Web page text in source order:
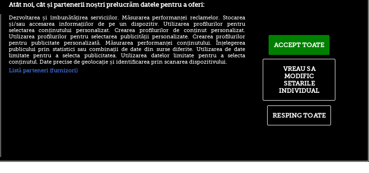
(P) Descoperă Lumea
Evenimentelor din România
cu Transilvania Events!
Nikolaj Coster-Waldau din
Urzeala Tronurilor și
Adrian Mihalcea a
confirmat noul transfer la
UTA după remiza cu Rapid!
EXPLODAT la conferință și
s-a luat la ceartă cu oamenii
Atât noi, cât și partenerii noștri prelucrăm datele pentru a oferi:
Dezvoltarea și îmbunătățirea serviciilor. Măsurarea performanței reclamelor. Stocarea
și/sau accesarea informațiilor de pe un dispozitiv. Utilizarea profilurilor pentru
selectarea conținutului personalizat. Crearea profilurilor de conținut personalizat.
Utilizarea profilurilor pentru selectarea publicității personalizate. Crearea profilurilor
pentru publicitate personalizată. Măsurarea performanței conținutului. Înțelegerea
publicului prin statistici sau combinații de date din surse diferite. Utilizarea de date
limitate pentru a selecta publicitatea. Utilizarea datelor limitate pentru a selecta
conținutul. Date precise de geolocație și identificarea prin scanarea dispozitivului.
Listă parteneri (furnizori)
ACCEPT TOATE
RESPING TOATE
VREAU SA
MODIFIC
SETARILE
INDIVIDUAL